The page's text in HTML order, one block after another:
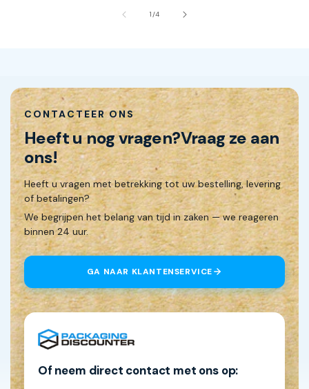
1/van
4
CONTACTEER ONS
Heeft u nog vragen?Vraag ze aan
ons!
Heeft u vragen met betrekking tot uw bestelling, levering
of betalingen?
We begrijpen het belang van tijd in zaken — we reageren
binnen 24 uur.
GA NAAR KLANTENSERVICE
Of neem direct contact met ons op: